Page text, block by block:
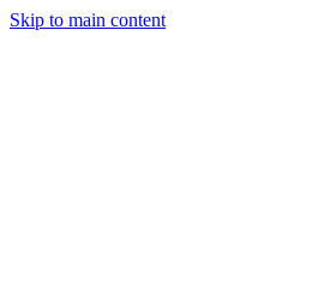
Skip to main content